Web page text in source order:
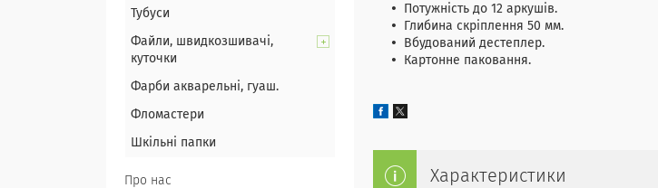
Потужність до 12 аркушів.
Глибина скріплення 50 мм.
Вбудований дестеплер.
Картонне паковання.
Характеристики
Тубуси
Файли, швидкозшивачі,
куточки
Фарби акварельні, гуаш.
Фломастери
Шкільні папки
Про нас